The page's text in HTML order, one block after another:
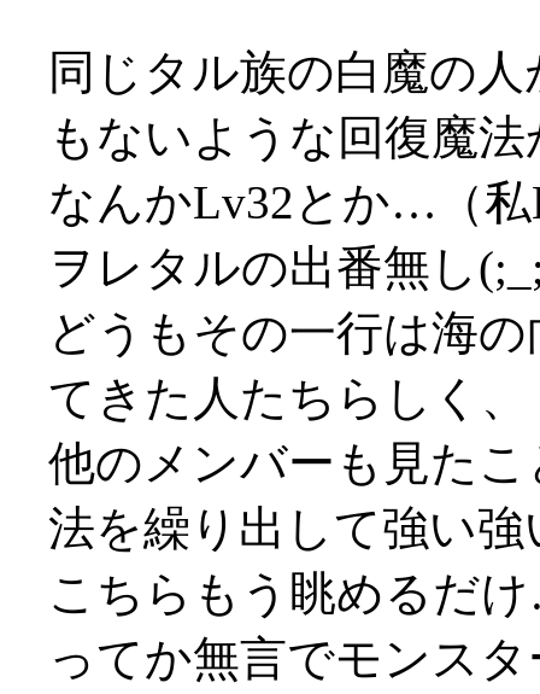
同じタル族の白魔の
もないような回復魔
なんかLv32とか…（
ヲレタルの出番無し
どうもその一行は海
てきた人たちらしく、
他のメンバーも見た
法を繰り出して強い強
こちらもう眺めるだ
ってか無言でモンス